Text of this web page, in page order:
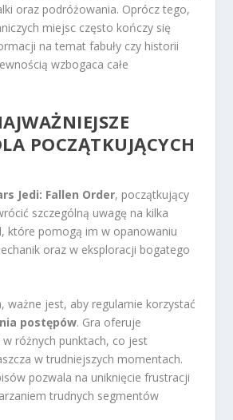
oraz podróżowania. Oprócz tego,
miejsc często kończy się
na temat fabuły czy historii
wzbogaca całe
POCZĄTKUJĄCYCH
Jedi: Fallen Order, początkujący
szczególną uwagę na kilka
które pomogą im w opanowaniu
oraz w eksploracji bogatego
ważne jest, aby regularnie korzystać
postępów. Gra oferuje
różnych punktach, co jest
w trudniejszych momentach.
pozwala na uniknięcie frustracji
trudnych segmentów